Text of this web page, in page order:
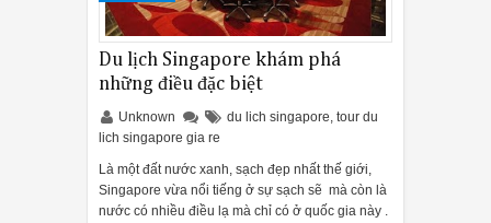
Du lịch Singapore khám phá
những điều đặc biệt
Unknown du lich singapore, tour du
lich singapore gia re
Là một đất nước xanh, sạch đẹp nhất thế giới,
Singapore vừa nổi tiếng ở sự sạch sẽ mà còn là
nước có nhiều điều lạ mà chỉ có ở quốc gia này .